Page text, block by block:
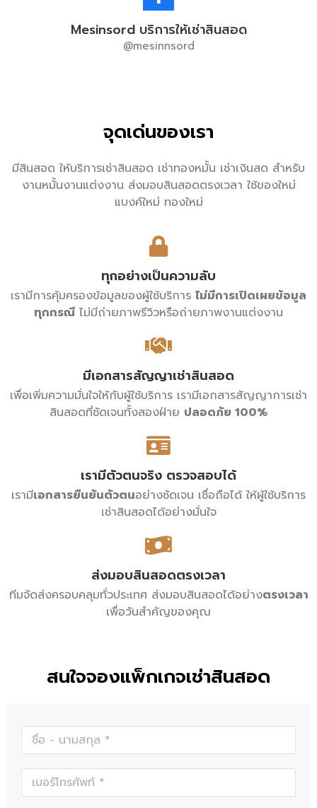
Mesinsord บริการให้เช่าสินสอด
@mesinnsord
จุดเด่นของเรา
มีสินสอด ให้บริการเช่าสินสอด เช่าทองหมั้น เช่าเงินสด สำหรับ
งานหมั้นงานแต่งงาน ส่งมอบสินสอดตรงเวลา ใช้ของใหม่
แบงค์ใหม่ ทองใหม่
ทุกอย่างเป็นความลับ
เรามีการคุ้มครองข้อมูลของผู้ใช้บริการ ไม่มีการเปิดเผยข้อมูล
ทุกกรณี ไม่มีถ่ายภาพรีวิวหรือถ่ายภาพงานแต่งงาน
มีเอกสารสัญญาเช่าสินสอด
เพื่อเพิ่มความมั่นใจให้กับผู้ใช้บริการ เรามีเอกสารสัญญาการเช่า
สินสอดที่ชัดเจนทั้งสองฝ่าย ปลอดภัย 100%
เรามีตัวตนจริง ตรวจสอบได้
เรามีเอกสารยืนยันตัวตนอย่างชัดเจน เชื่อถือได้ ให้ผู้ใช้บริการ
เช่าสินสอดได้อย่างมั่นใจ
ส่งมอบสินสอดตรงเวลา
ทีมจัดส่งครอบคลุมทั่วประเทศ ส่งมอบสินสอดได้อย่างตรงเวลา
เพื่อวันสำคัญของคุณ
สนใจจองแพ็กเกจเช่าสินสอด